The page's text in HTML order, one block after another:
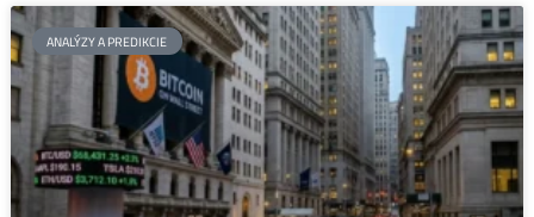
Ruská centrálna banka zakáže
podielovým fondom investovať do
BTC→